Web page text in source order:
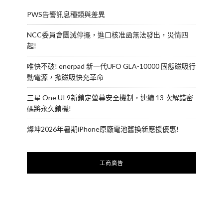
PWS告警訊息種類與差異
NCC委員會團滅停擺，進口核准函無法發出，災情四
起!
唯快不破! enerpad 新一代UFO GLA-10000 固態磁吸行
動電源，掀磁吸快充革命
三星 One UI 9新鎖定螢幕安全機制，連續 13 次解錯密
碼將永久鎖機!
燦坤2026年暑期iPhone原廠電池舊換新應援優惠!
工商廣告